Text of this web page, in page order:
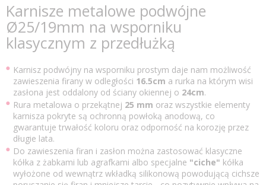
Karnisze metalowe podwójne
Ø25/19mm na wsporniku
klasycznym z przedłużką
Karnisz podwójny na wsporniku prostym daje nam możliwość
zawieszenia firany w odległości 16.5cm a rurka na którym wisi
zasłona jest oddalony od ściany okiennej o 24cm.
Rura metalowa o przekątnej 25 mm oraz wszystkie elementy
karnisza pokryte są ochronną powłoką anodową, co
gwarantuje trwałość koloru oraz odporność na korozję przez
długie lata.
Do zawieszenia firan i zasłon można zastosować klasyczne
kółka z żabkami lub agrafkami albo specjalne "ciche" kółka
wyłożone od wewnątrz wkładką silikonową powodującą cichsze